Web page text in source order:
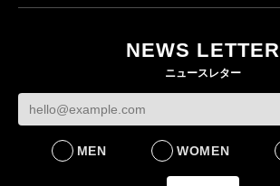
ケットなど7型を発売
FASHION
FASHION
NEWS LETTER
ニュースレター
MEN WOMEN